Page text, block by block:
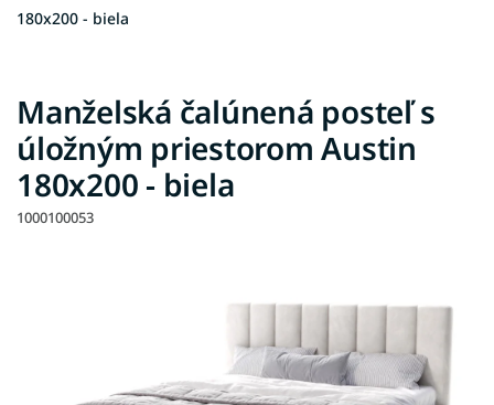
180x200 - biela
Manželská čalúnená posteľ s
úložným priestorom Austin
180x200 - biela
1000100053